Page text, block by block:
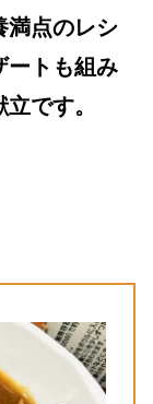
満点のレシ
ートも組み
です。